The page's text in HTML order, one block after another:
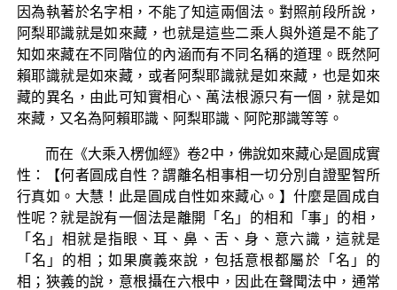
因為執著於名字相，不能了知這兩個法。對照前段所說，
阿梨耶識就是如來藏，也就是這些二乘人與外道是不能了
知如來藏在不同階位的內涵而有不同名稱的道理。既然阿
賴耶識就是如來藏，或者阿梨耶識就是如來藏，也是如來
藏的異名，由此可知實相心、萬法根源只有一個，就是如
來藏，又名為阿賴耶識、阿梨耶識、阿陀那識等等。
而在《大乘入楞伽經》卷2中，佛說如來藏心是圓成實
性：【何者圓成自性？謂離名相事相一切分別自證聖智所
行真如。大慧！此是圓成自性如來藏心。】什麼是圓成自
性呢？就是說有一個法是離開「名」的相和「事」的相，
「名」相就是指眼、耳、鼻、舌、身、意六識，這就是
「名」的相；如果廣義來說，包括意根都屬於「名」的
相；狹義的說，意根攝在六根中，因此在聲聞法中，通常